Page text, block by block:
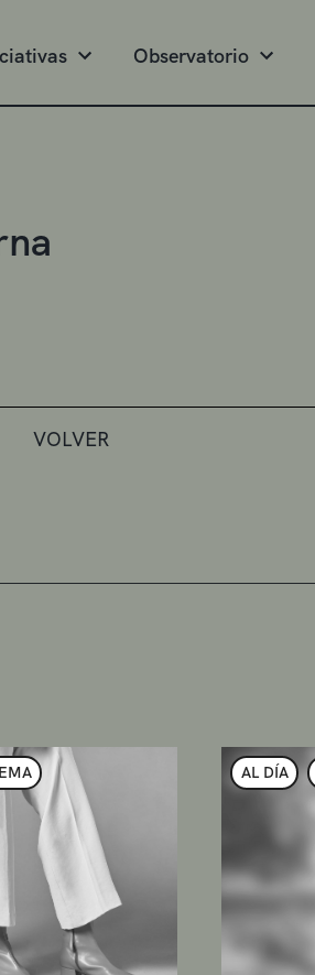
Observatorio
VOLVER
AL DÍA